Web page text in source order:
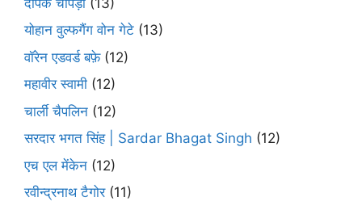
योहान वुल्फगैंग वोन गेटे (13)
वॉरेन एडवर्ड बफ़े(12)
महावीर स्वामी (12)
चार्ली चैपलिन (12)
सरदार भगत सिंह | Sardar Bhagat Singh (12)
एच एल मेंकेन (12)
रवीन्द्रनाथ टैगोर(11)